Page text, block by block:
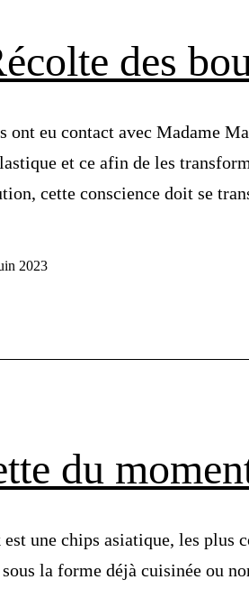
des
ont eu contact avec Madame
et ce afin de les
cette conscience doit se
2023
du
une chips asiatique, les plus
la forme déjà cuisinée ou